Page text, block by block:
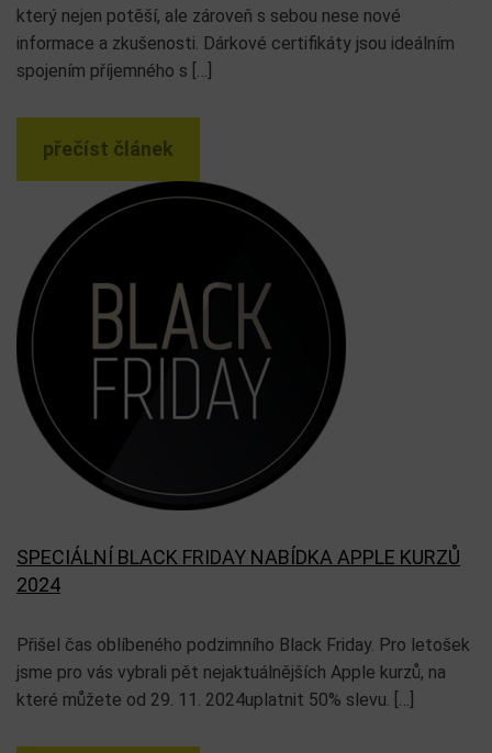
který nejen potěší, ale zároveň s sebou nese nové
informace a zkušenosti. Dárkové certifikáty jsou ideálním
spojením příjemného s […]
přečíst článek
SPECIÁLNÍ BLACK FRIDAY NABÍDKA APPLE KURZŮ
2024
Přišel čas oblíbeného podzimního Black Friday. Pro letošek
jsme pro vás vybrali pět nejaktuálnějších Apple kurzů, na
které můžete od 29. 11. 2024uplatnit 50% slevu. […]